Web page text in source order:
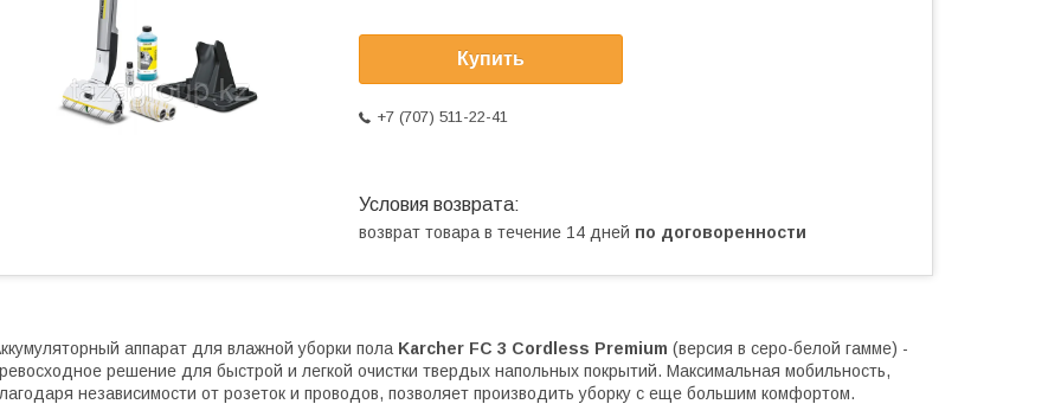
Купить
+7 (707) 511-22-41
возврат товара в течение 14 дней по договоренности
аппарат для влажной уборки пола Karcher FC 3 Cordless Premium (версия в серо-белой гамме) -
решение для быстрой и легкой очистки твердых напольных покрытий. Максимальная мобильность,
независимости от розеток и проводов, позволяет производить уборку с еще большим комфортом.